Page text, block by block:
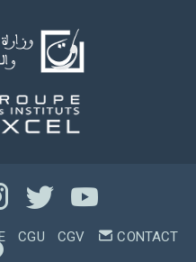
CGU CGV CONTACT